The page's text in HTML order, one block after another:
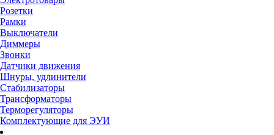
Розетки
Рамки
Выключатели
Диммеры
Звонки
Датчики движения
Шнуры, удлинители
Стабилизаторы
Трансформаторы
Терморегуляторы
Комплектующие для ЭУИ